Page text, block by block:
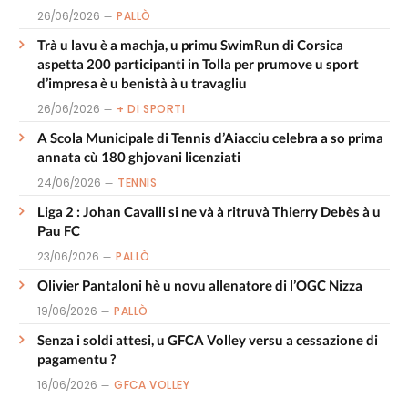
26/06/2026 PALLÒ
Trà u lavu è a machja, u primu SwimRun di Corsica
aspetta 200 participanti in Tolla per prumove u sport
d’impresa è u benistà à u travagliu
26/06/2026 + DI SPORTI
A Scola Municipale di Tennis d’Aiacciu celebra a so prima
annata cù 180 ghjovani licenziati
24/06/2026 TENNIS
Liga 2 : Johan Cavalli si ne và à ritruvà Thierry Debès à u
Pau FC
23/06/2026 PALLÒ
Olivier Pantaloni hè u novu allenatore di l’OGC Nizza
19/06/2026 PALLÒ
Senza i soldi attesi, u GFCA Volley versu a cessazione di
pagamentu ?
16/06/2026 GFCA VOLLEY